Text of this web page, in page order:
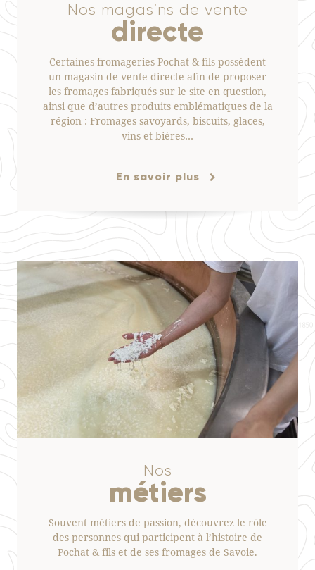
Nos magasins de vente
directe
Certaines fromageries Pochat & fils possèdent
un magasin de vente directe afin de proposer
les fromages fabriqués sur le site en question,
ainsi que d’autres produits emblématiques de la
région : Fromages savoyards, biscuits, glaces,
vins et bières…
En savoir plus
Nos
métiers
Souvent métiers de passion, découvrez le rôle
des personnes qui participent à l’histoire de
Pochat & fils et de ses fromages de Savoie.